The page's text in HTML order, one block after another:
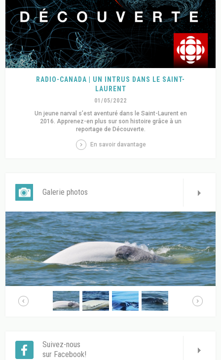
RADIO-CANADA | UN INTRUS DANS LE SAINT-
LAURENT
01/05/2022
Un jeune narval s’est aventuré dans le Saint-Laurent en
2016. Apprenez-en plus sur son histoire grâce à un
reportage de Découverte.
En savoir davantage
Galerie photos
Suivez-nous
sur Facebook!